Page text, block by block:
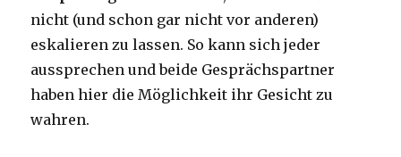
nicht (und schon gar nicht vor anderen)
eskalieren zu lassen. So kann sich jeder
aussprechen und beide Gesprächspartner
haben hier die Möglichkeit ihr Gesicht zu
wahren.